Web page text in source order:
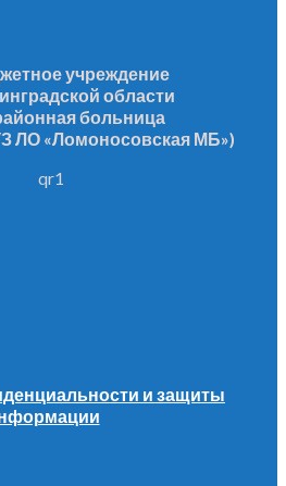
учреждение
области
больница
ЛО «Ломоносовская МБ»)
и защиты